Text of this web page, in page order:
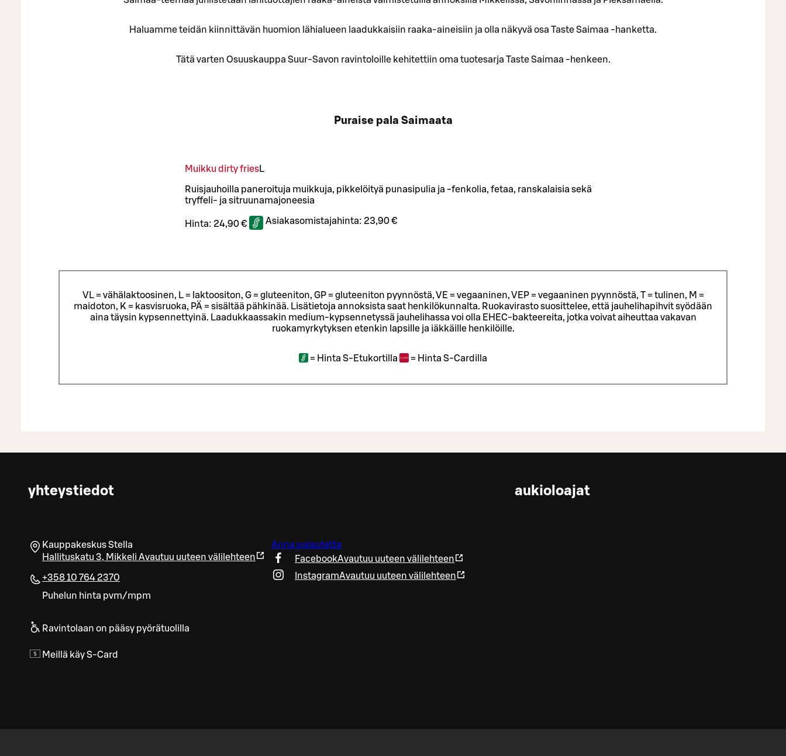
Haluamme teidän kiinnittävän huomion lähialueen laadukkaisiin raaka-aineisiin ja olla näkyvä osa Taste Saimaa -hanketta.
Tätä varten Osuuskauppa Suur-Savon ravintoloille kehitettiin oma tuotesarja Taste Saimaa -henkeen.
Puraise pala Saimaata
Muikku dirty friesL
Ruisjauhoilla paneroituja muikkuja, pikkelöityä punasipulia ja -fenkolia, fetaa, ranskalaisia sekä
tryffeli- ja sitruunamajoneesia
Hinta: 24,90 € Asiakasomistajahinta: 23,90 €
VL = vähälaktoosinen, L = laktoositon, G = gluteeniton, GP = gluteeniton pyynnöstä, VE = vegaaninen, VEP = vegaaninen pyynnöstä, T = tulinen, M =
maidoton, K = kasvisruoka, PÄ = sisältää pähkinää. Lisätietoja annoksista saat henkilökunnalta. Ruokavirasto suosittelee, että jauhelihapihvit syödään
aina täysin kypsennettyinä. Laadukkaassakin medium-kypsennetyssä jauhelihassa voi olla EHEC-bakteereita, jotka voivat aiheuttaa vakavan
ruokamyrkytyksen etenkin lapsille ja iäkkäille henkilöille.
= Hinta S-Etukortilla = Hinta S-Cardilla
yhteystiedot
Kauppakeskus Stella
Hallituskatu 3, Mikkeli Avautuu uuteen välilehteen
+358 10 764 2370
Puhelun hinta pvm/mpm
Ravintolaan on pääsy pyörätuolilla
Meillä käy S-Card
Anna palautetta
FacebookAvautuu uuteen välilehteen
InstagramAvautuu uuteen välilehteen
aukioloajat